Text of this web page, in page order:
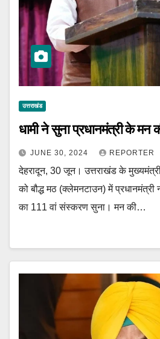
उत्तराखंड
धामी ने सुना प्रधानमंत्री के मन
JUNE 30, 2024 REPORTER
देहरादून, 30 जून। उत्तराखंड के मुख्यमंत्री
को बौद्ध मठ (क्लेमनटाउन) में प्रधानमंत्री
का 111 वां संस्करण सुना। मन की…